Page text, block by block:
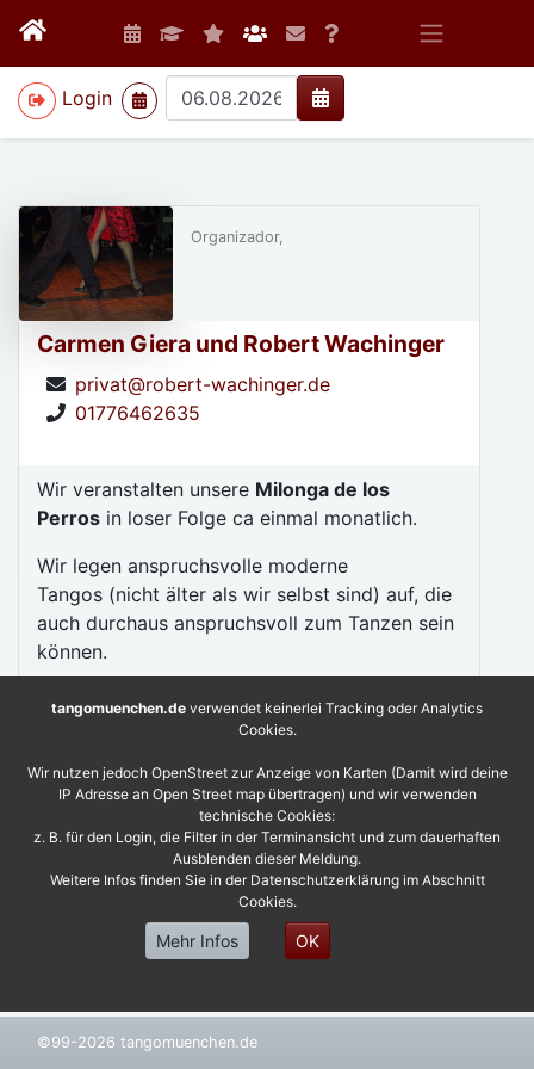
Login
>
Carmen Giera und Robert Wachinger
privat@robert-wachinger.de
01776462635
Organizador,
Wir veranstalten unsere Milonga de los
Perros in loser Folge ca einmal monatlich.
Wir legen anspruchsvolle moderne
Tangos (nicht älter als wir selbst sind) auf, die
auch durchaus anspruchsvoll zum Tanzen sein
können.
©99-2026 tangomuenchen.de
tangomuenchen.de verwendet keinerlei Tracking oder Analytics
Cookies.
Wir nutzen jedoch OpenStreet zur Anzeige von Karten (Damit wird deine
IP Adresse an Open Street map übertragen) und wir verwenden
technische Cookies:
z. B. für den Login, die Filter in der Terminansicht und zum dauerhaften
Ausblenden dieser Meldung.
Weitere Infos finden Sie in der Datenschutzerklärung im Abschnitt
Cookies.
Mehr Infos OK